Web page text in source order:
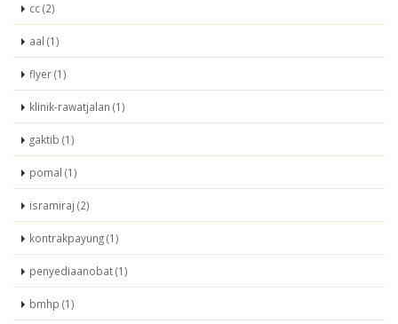
cc (2)
aal (1)
flyer (1)
klinik-rawatjalan (1)
gaktib (1)
pomal (1)
isramiraj (2)
kontrakpayung (1)
penyediaanobat (1)
bmhp (1)